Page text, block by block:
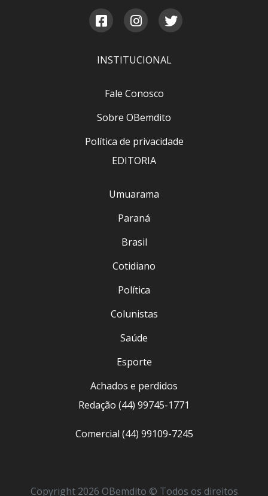
INSTITUCIONAL
Fale Conosco
Sobre OBemdito
Política de privacidade
EDITORIA
Umuarama
Paraná
Brasil
Cotidiano
Política
Colunistas
Saúde
Esporte
Achados e perdidos
Redação (44) 99745-1771
Comercial (44) 99109-7245
Copyright 2026 OBemdito © Todos os direitos